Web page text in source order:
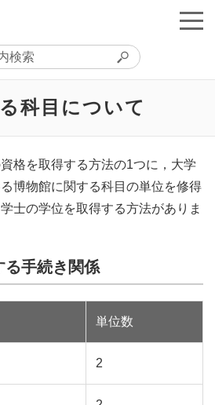
科目について
格を取得する方法の1つに，大学
博物館に関する科目の単位を修得
士の学位を取得する方法がありま
手続き関係
単位数
2